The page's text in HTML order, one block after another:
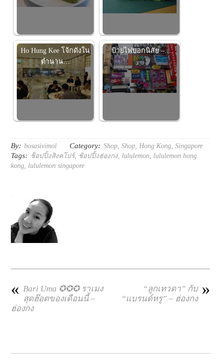
Ho Hung Kee โจ้กดังใน
ตำนาน…
ป้ายไฟบอกนิสัย –…
By: bosasivimol Category: Shop,Shop,Hong Kong,Singapore
Tags: ช็อปปิ้งสิงคโปร์, ช้อปปิ้งฮ่องกง, lululemon, lululemon hong
kong, lululemon singapore
« Bari Uma ✪✪✪ ราเมง
สุดฮ๊อตของเดือนนี้ –
ฮ่องกง
»
“ลูกเทวดา” กับ
“แบรนด์หรู” – ฮ่องกง